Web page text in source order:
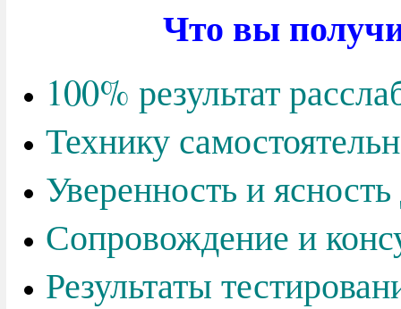
Что вы
100% результат
Технику
Уверенность и
Сопровождение и
Результаты